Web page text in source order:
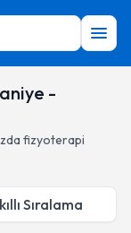
-
fizyoterapi
Sıralama